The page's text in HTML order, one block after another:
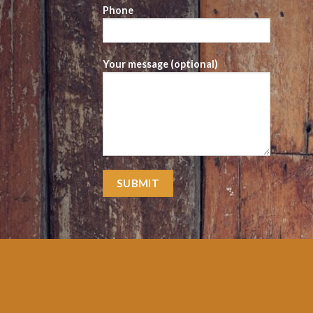
Phone
Your message (optional)